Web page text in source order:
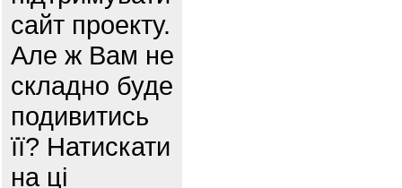
сайт проекту.
Але ж Вам не
складно буде
подивитись
її? Натискати
на ці